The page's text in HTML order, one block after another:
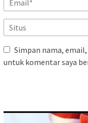
Simpan nama,
untuk komentar saya